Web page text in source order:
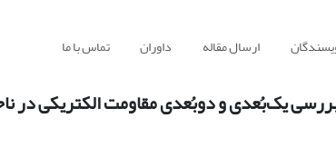
ارسال مقاله داوران تماس با ما
یک‌‌بُعدی و دو‌بُعدی مقاومت الکتریکی در